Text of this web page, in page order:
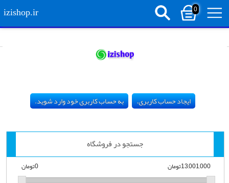
0
izishop.ir
ایجاد حساب کاربری. به حساب کاربری خود وارد شوید.
جستجو در فروشگاه
13,001,000تومان 0تومان